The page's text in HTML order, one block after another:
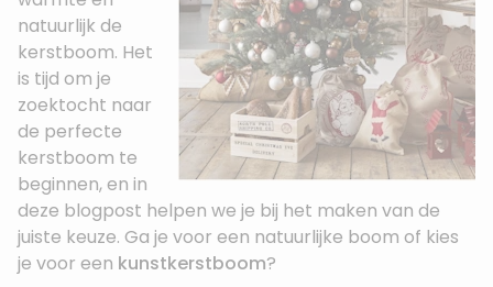
natuurlijk de
kerstboom. Het
is tijd om je
zoektocht naar
de perfecte
kerstboom te
beginnen, en in
deze blogpost helpen we je bij het maken van de
juiste keuze. Ga je voor een natuurlijke boom of kies
je voor een kunstkerstboom?